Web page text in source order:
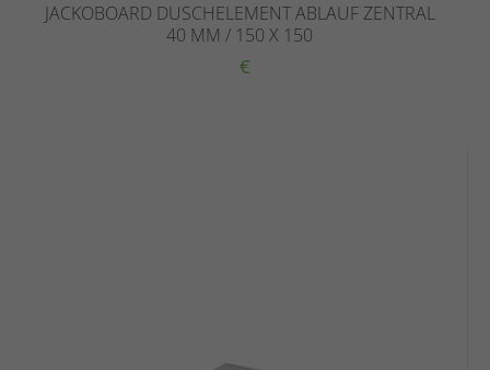
JACKOBOARD DUSCHELEMENT ABLAUF ZENTRAL
40 MM / 150 X 150
€